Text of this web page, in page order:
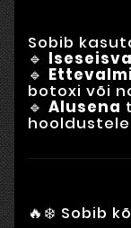
Sobib
🔹
🔹
botoxi või
🔹 Alusena
hooldustele
🔥❄️ Sobib